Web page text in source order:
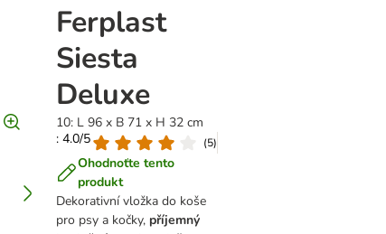
Ferplast
Siesta
Deluxe
10: L 96 x B 71 x H 32 cm
: 4.0/5
(5)
Ohodnoťte tento
produkt
Dekorativní vložka do koše
pro psy a kočky, příjemný